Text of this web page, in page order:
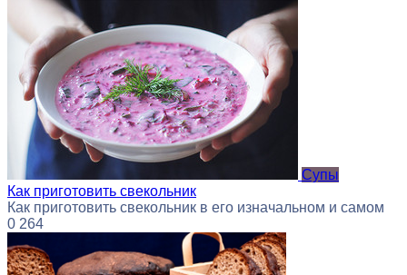
Супы
Как приготовить свекольник
Как приготовить свекольник в его изначальном и самом
0 264